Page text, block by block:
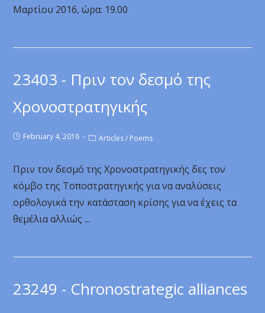
Μαρτίου 2016, ώρα: 19.00
23403 - Πριν τον δεσμό της
Χρονοστρατηγικής
February 4, 2016 Articles / Poems
Πριν τον δεσμό της Χρονοστρατηγικής δες τον
κόμβο της Τοποστρατηγικής για να αναλύσεις
ορθολογικά την κατάσταση κρίσης για να έχεις τα
θεμέλια αλλιώς ...
23249 - Chronostrategic alliances